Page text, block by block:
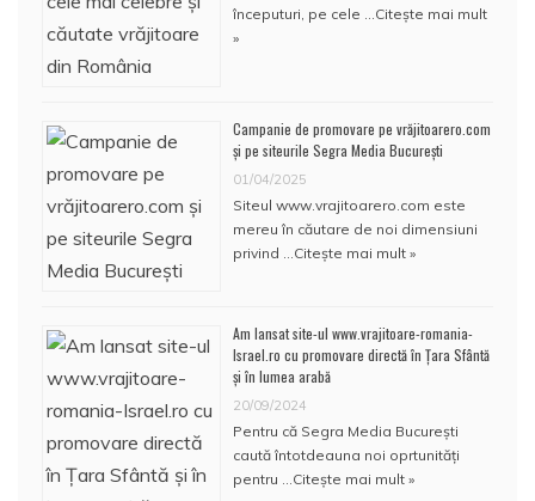
începuturi, pe cele … Citește mai mult
»
Campanie de promovare pe vrăjitoarero.com
și pe siteurile Segra Media București
01/04/2025
Siteul www.vrajitoarero.com este
mereu în căutare de noi dimensiuni
privind … Citește mai mult »
Am lansat site-ul www.vrajitoare-romania-
Israel.ro cu promovare directă în Țara Sfântă
și în lumea arabă
20/09/2024
Pentru că Segra Media București
caută întotdeauna noi oprtunități
pentru … Citește mai mult »